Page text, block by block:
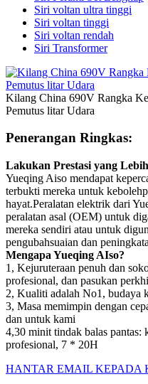
Siri voltan ultra tinggi
Siri voltan tinggi
Siri voltan rendah
Siri Transformer
Kilang China 690V Rangka
Pemutus litar Udara
Penerangan Ringkas:
Lakukan Prestasi yang
Yueqing Aiso mendapat
terbukti mereka untuk
hayat.Peralatan elektrik dari
peralatan asal (OEM) untuk
mereka sendiri atau untuk
pengubahsuaian dan
Mengapa Yueqing AIso?
1, Kejuruteraan penuh dan
profesional, dan pasukan
2, Kualiti adalah No1, budaya
3, Masa memimpin dengan
dan untuk kami
4,30 minit tindak balas pantas:
profesional, 7 * 20H
HANTAR EMAIL KEPADA